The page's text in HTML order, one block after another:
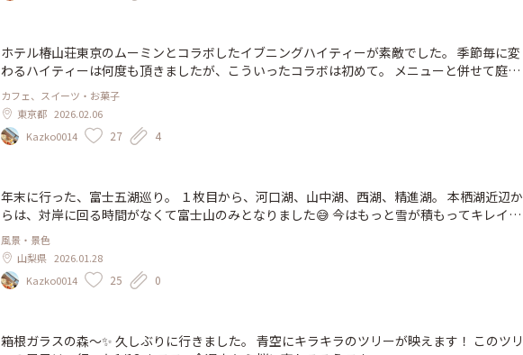
ホテル椿山荘東京のムーミンとコラボしたイブニングハイティーが素敵でした。 季節毎に変
わるハイティーは何度も頂きましたが、こういったコラボは初めて。 メニューと併せて庭園
で参加できるシールラリーの台紙が、招待状としてお出迎えしてくれます。 なんと言って
も、ムーミンのクッキーを始め、キャラクターやストーリーをモチーフにしたオードブルや
スイーツにワクワクします！ 普段は3段オードブルスタンドですが、今回は最上段はスイー
ツでした。 また行きたいけど、そろそろ終わりかなぁ。
カフェ、スイーツ・お菓子
東京都 2026.02.06
Kazko0014
27 4
年末に行った、富士五湖巡り。 １枚目から、河口湖、山中湖、西湖、精進湖。 本栖湖近辺か
らは、対岸に回る時間がなくて富士山のみとなりました😅 今はもっと雪が積もってキレイな
んだろうなぁ。
風景・景色
山梨県 2026.01.28
Kazko0014
25 0
箱根ガラスの森〜✨ 久しぶりに行きました。 青空にキラキラのツリーが映えます！ このツリ